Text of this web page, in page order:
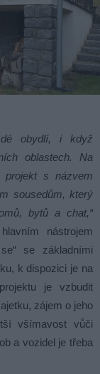
obydlí, i když
oblastech. Na
projekt s názvem
sousedům, který
bytů a chat,“
nástrojem
se základními
k dispozici je na
je vzbudit
zájem o jeho
všímavost vůči
a vozidel je třeba